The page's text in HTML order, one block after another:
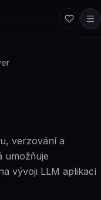
verzování a
umožňuje
vývoji LLM aplikací